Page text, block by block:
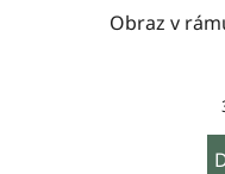
Obraz v